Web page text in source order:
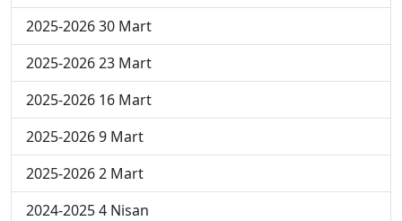
2025-2026 30 Mart
2025-2026 23 Mart
2025-2026 16 Mart
2025-2026 9 Mart
2025-2026 2 Mart
2024-2025 4 Nisan